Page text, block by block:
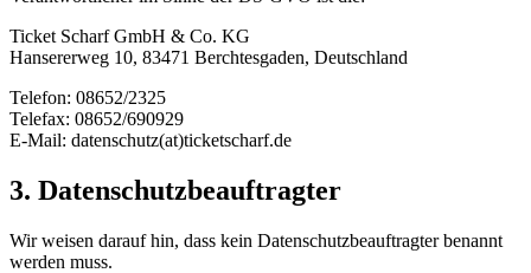
Ticket Scharf GmbH & Co. KG
Hansererweg 10, 83471 Berchtesgaden, Deutschland
Telefon: 08652/2325
Telefax: 08652/690929
E-Mail: datenschutz(at)ticketscharf.de
3. Datenschutzbeauftragter
Wir weisen darauf hin, dass kein Datenschutzbeauftragter benannt
werden muss.